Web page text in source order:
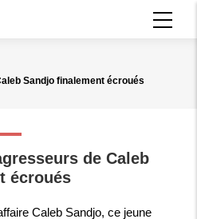
Sandjo finalement écroués
de Caleb
écroués
Caleb Sandjo, ce jeune